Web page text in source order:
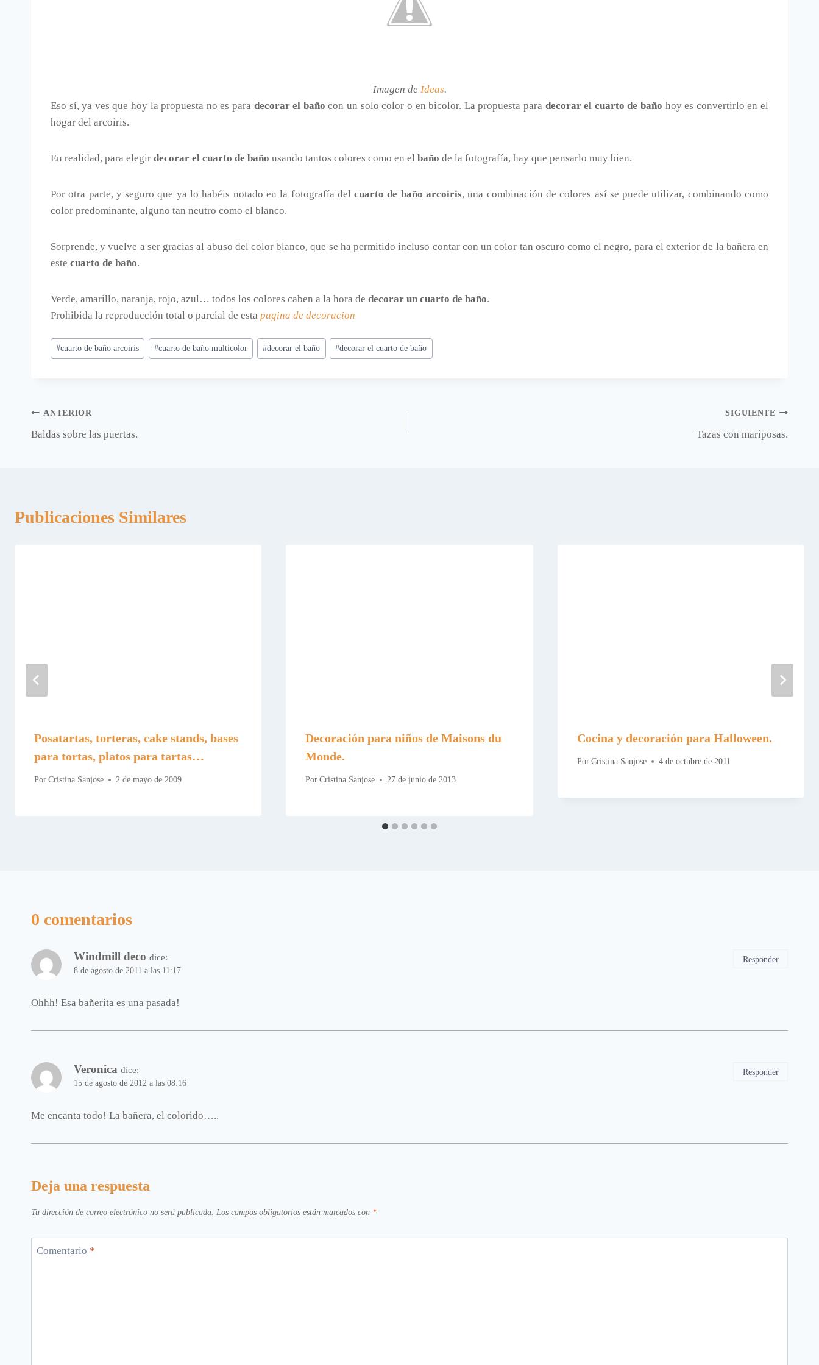
Imagen de Ideas.
Eso sí, ya ves que hoy la propuesta no es para decorar el baño con un solo color o en bicolor. La propuesta para decorar el cuarto de baño hoy es convertirlo en el
hogar del arcoiris.
En realidad, para elegir decorar el cuarto de baño usando tantos colores como en el baño de la fotografía, hay que pensarlo muy bien.
Por otra parte, y seguro que ya lo habéis notado en la fotografía delcuarto de baño arcoiris, una combinación de colores así se puede utilizar, combinando como
color predominante, alguno tan neutro como el blanco.
Sorprende, y vuelve a ser gracias al abuso del color blanco, que se ha permitido incluso contar con un color tan oscuro como el negro, para el exterior de la bañera en
este cuarto de baño.
Verde, amarillo, naranja, rojo, azul… todos los colores caben a la hora de decorar un cuarto de baño.
Prohibida la reproducción total o parcial de esta pagina de decoracion
Etiquetas
de
#cuarto de baño arcoiris #cuarto de baño multicolor #decorar el baño #decorar el cuarto de baño
Navegación
de
ANTERIOR
Baldas sobre las puertas.
SIGUIENTE
Tazas con mariposas.
Publicaciones Similares
Posatartas, torteras, cake stands, bases
para tortas, platos para tartas…
Por Cristina Sanjose 2 de mayo de 2009
Decoración para niños de Maisons du
Monde.
Por Cristina Sanjose 27 de junio de 2013
Cocina y decoración para Halloween.
Por Cristina Sanjose 4 de octubre de 2011
0 comentarios
Windmill deco dice:
8 de agosto de 2011 a las 11:17
Ohhh! Esa bañerita es una pasada!
Responder
Veronica dice:
15 de agosto de 2012 a las 08:16
Me encanta todo! La bañera, el colorido…..
Responder
Deja una respuesta
Tu dirección de correo electrónico no será publicada. Los campos obligatorios están marcados con *
Comentario *